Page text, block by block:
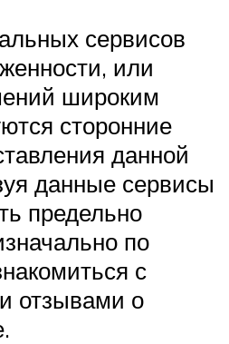
сервисов
или
широким
сторонние
данной
данные сервисы
предельно
по
с
отзывами о